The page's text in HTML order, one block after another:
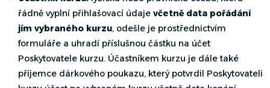
řádně vyplní přihlašovací údaje včetně data pořádání
jím vybraného kurzu, odešle je prostřednictvím
formuláře a uhradí příslušnou částku na účet
Poskytovatele kurzu. Účastníkem kurzu je dále také
příjemce dárkového poukazu, který potvrdil Poskytovateli